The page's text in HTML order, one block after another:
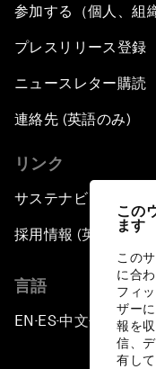
この
ます
この
に合
フィ
ザー
報を
信、
有し
参加する（個人、組
プレスリリース登録
ニュースレター購読
連絡先 (英語のみ)
リンク
サステナビリティへ
採用情報 (英語のみ)
言語
EN ▪ ES▪中文▪ 日本語